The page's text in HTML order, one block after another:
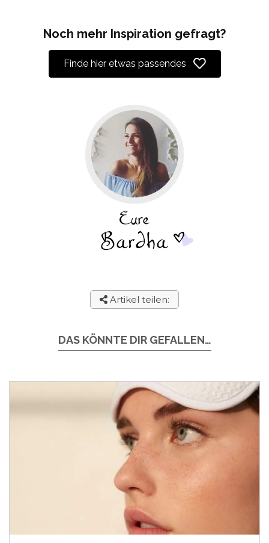
Noch mehr Inspiration gefragt?
Finde hier etwas passendes
Artikel teilen:
DAS KÖNNTE DIR GEFALLEN…